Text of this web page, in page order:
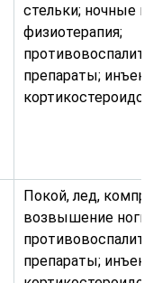
стельки; ночные
физиотерапия;
препараты;
кортикостероидов
Покой, лед,
возвышение ноги;
препараты;